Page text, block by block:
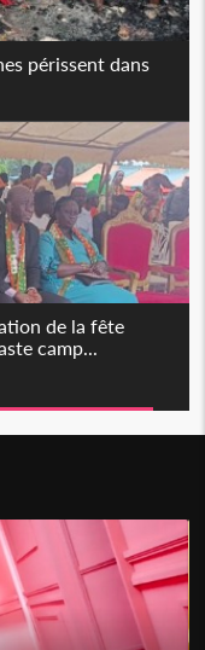
périssent dans
de la fête
camp...